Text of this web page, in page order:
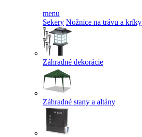
menu
Sekery Nožnice na trávu a kríky
Záhradné dekorácie
Záhradné stany a altány